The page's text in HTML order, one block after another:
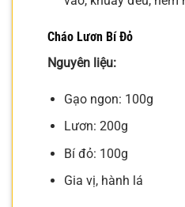
Cháo Lươn Bí Đỏ
Nguyên liệu:
Gạo ngon: 100g
Lươn: 200g
Bí đỏ: 100g
Gia vị, hành lá